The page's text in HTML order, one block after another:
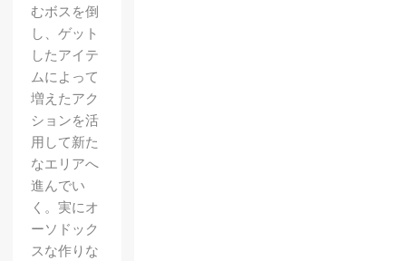
むボスを倒
し、ゲット
したアイテ
ムによって
増えたアク
ションを活
用して新た
なエリアへ
進んでい
く。実にオ
ーソドック
スな作りな